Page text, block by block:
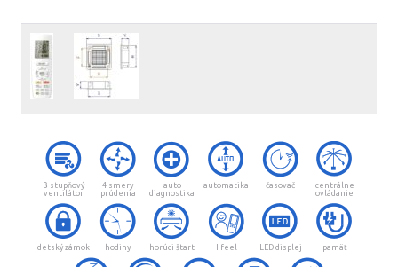
3 stupňový
ventilátor
4 smery
prúdenia
auto
diagnostika
automatika časovač
centrálne
ovládanie
detský zámok hodiny horúci štart I feel LED displej pamäť